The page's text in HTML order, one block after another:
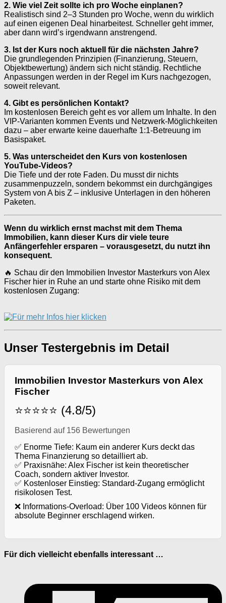
2. Wie viel Zeit sollte ich pro Woche einplanen?
Realistisch sind 2–3 Stunden pro Woche, wenn du wirklich
auf einen eigenen Deal hinarbeitest. Schneller geht immer,
aber dann wird’s irgendwann anstrengend.
3. Ist der Kurs noch aktuell für die nächsten Jahre?
Die grundlegenden Prinzipien (Finanzierung, Steuern,
Objektbewertung) ändern sich nicht ständig. Rechtliche
Anpassungen werden in der Regel im Kurs nachgezogen,
soweit relevant.
4. Gibt es persönlichen Kontakt?
Im kostenlosen Bereich geht es vor allem um Inhalte. In den
VIP-Varianten kommen Events und Netzwerk-Möglichkeiten
dazu – aber erwarte keine dauerhafte 1:1-Betreuung im
Basispaket.
5. Was unterscheidet den Kurs von kostenlosen
YouTube-Videos?
Die Tiefe und der rote Faden. Du musst dir nichts
zusammenpuzzeln, sondern bekommst ein durchgängiges
System von A bis Z – inklusive Unterlagen in den höheren
Paketen.
Wenn du wirklich ernst machst mit dem Thema
Immobilien, kann dieser Kurs dir viele teure
Anfängerfehler ersparen – vorausgesetzt, du nutzt ihn
konsequent.
🔥 Schau dir den Immobilien Investor Masterkurs von Alex
Fischer hier in Ruhe an und starte ohne Risiko mit dem
kostenlosen Zugang:
Unser Testergebnis im Detail
Immobilien Investor Masterkurs von Alex
Fischer
⭐⭐⭐⭐⭐ (4.8/5)
Basierend auf 156 Bewertungen
✅ Enorme Tiefe: Kaum ein anderer Kurs deckt das
Thema Finanzierung so detailliert ab.
✅ Praxisnähe: Alex Fischer ist kein theoretischer
Coach, sondern aktiver Investor.
✅ Kostenloser Einstieg: Standard-Zugang ermöglicht
risikolosen Test.
❌ Informations-Overload: Über 100 Videos können für
absolute Beginner erschlagend wirken.
Für dich vielleicht ebenfalls interessant …